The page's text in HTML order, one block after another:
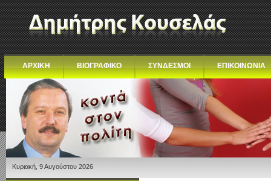
ΑΡΧΙΚΗ ΒΙΟΓΡΑΦΙΚΟ ΣΥΝΔΕΣΜΟΙ ΕΠΙΚΟΙΝΩΝΙΑ
Κυριακή, 9 Αυγούστου 2026